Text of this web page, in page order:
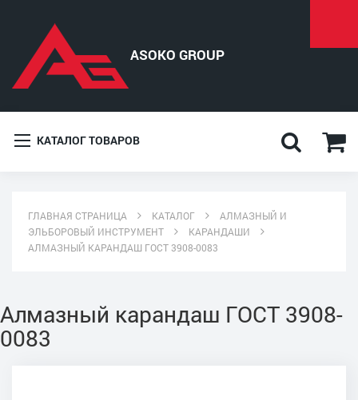
КАТАЛОГ ТОВАРОВ
ГЛАВНАЯ СТРАНИЦА КАТАЛОГ
АЛМАЗНЫЙ И
ЭЛЬБОРОВЫЙ ИНСТРУМЕНТ
КАРАНДАШИ
АЛМАЗНЫЙ КАРАНДАШ ГОСТ 3908-0083
Алмазный карандаш ГОСТ 3908-
0083